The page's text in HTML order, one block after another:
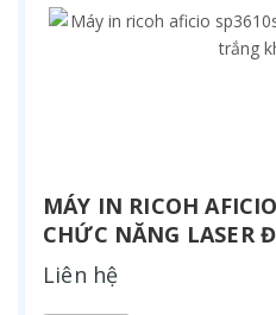
MÁY IN RICOH
CHỨC NĂNG LASER
Liên hệ